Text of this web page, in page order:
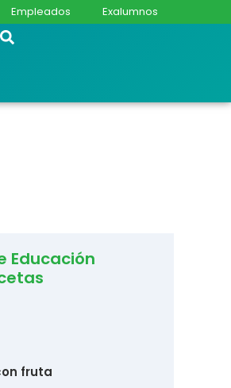
Empleados Exalumnos
Educación
fruta